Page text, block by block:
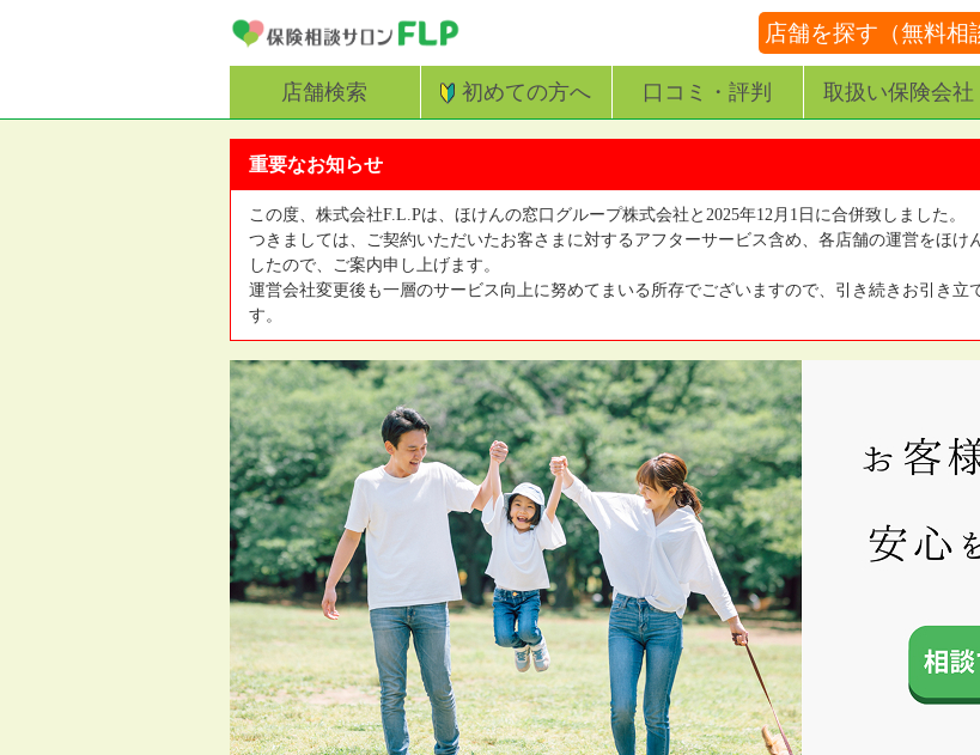
店舗を探す（無料相
店舗検索 初めての方へ 口コミ・評判 取扱い保険会社
重要なお知らせ
この度、株式会社F.L.Pは、ほけんの窓口グループ株式会社と2025年12月1日に合併致しました。
つきましては、ご契約いただいたお客さまに対するアフターサービス含め、各店舗の運営をほけ
したので、ご案内申し上げます。
運営会社変更後も一層のサービス向上に努めてまいる所存でございますので、引き続きお引き立
す。